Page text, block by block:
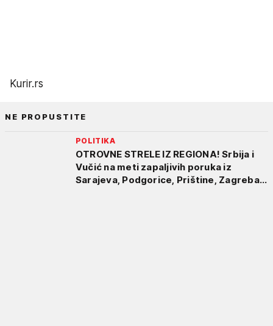
Kurir.rs
NE PROPUSTITE
POLITIKA
OTROVNE STRELE IZ REGIONA! Srbija i
Vučić na meti zapaljivih poruka iz
Sarajeva, Podgorice, Prištine, Zagreba...